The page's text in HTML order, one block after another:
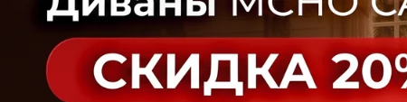
Офисная мебель Садовая мебель